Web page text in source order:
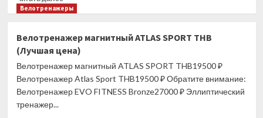
больше
Спин-
байк
EVO
FITNESS
Sprint
(Лучшая
Велотренажеры
Велотренажер магнитный ATLAS SPORT THB
(Лучшая цена)
Велотренажер магнитный ATLAS SPORT THB19500 ₽
Велотренажер Atlas Sport THB19500 ₽ Обратите внимание:
Велотренажер EVO FITNESS Bronze27000 ₽ Эллиптический
тренажер...